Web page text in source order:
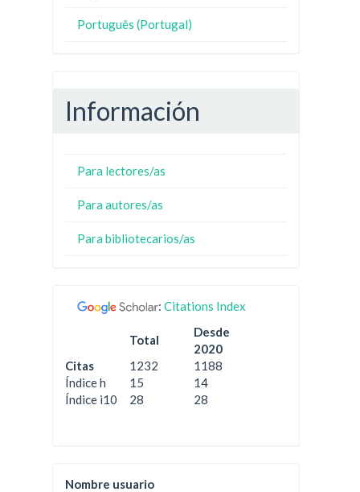
Português (Portugal)
Información
Para lectores/as
Para autores/as
Para bibliotecarios/as
: Citations Index
Total
Desde
2020
Citas
1232
1188
Índice h
15
14
Índice i10
28 28
Nombre usuario